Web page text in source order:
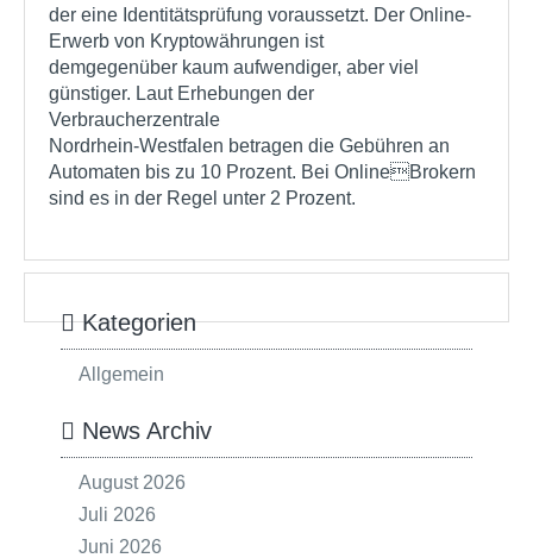
der eine Identitätsprüfung voraussetzt. Der Online-
Erwerb von Kryptowährungen ist
demgegenüber kaum aufwendiger, aber viel
günstiger. Laut Erhebungen der
Verbraucherzentrale
Nordrhein-Westfalen betragen die Gebühren an
Automaten bis zu 10 Prozent. Bei OnlineBrokern
sind es in der Regel unter 2 Prozent.
Kategorien
Allgemein
News Archiv
August 2026
Juli 2026
Juni 2026